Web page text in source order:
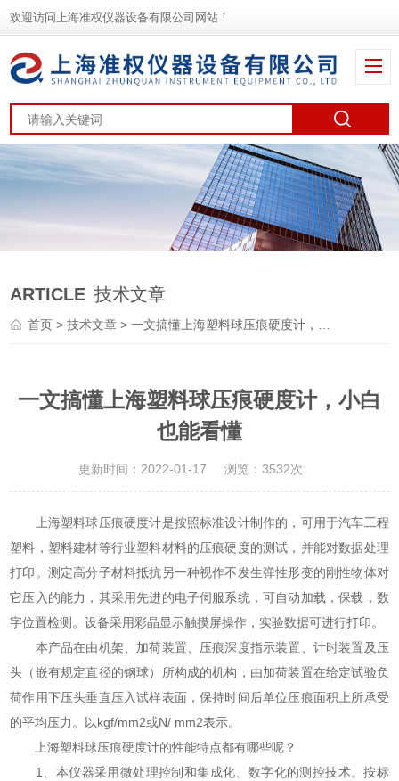
欢迎访问上海准权仪器设备有限公司网站！
ARTICLE 技术文章
首页 >技术文章 > 一文搞懂上海塑料球压痕硬度计，小白也能看懂
一文搞懂上海塑料球压痕硬度计，小白
也能看懂
更新时间：2022-01-17 浏览：3532次
上海塑料球压痕硬度计是按照标准设计制作的，可用于汽车工程
塑料，塑料建材等行业塑料材料的压痕硬度的测试，并能对数据处理
打印。测定高分子材料抵抗另一种视作不发生弹性形变的刚性物体对
它压入的能力，其采用先进的电子伺服系统，可自动加载，保载，数
字位置检测。设备采用彩晶显示触摸屏操作，实验数据可进行打印。
本产品在由机架、加荷装置、压痕深度指示装置、计时装置及压
头（嵌有规定直径的钢球）所构成的机构，由加荷装置在给定试验负
荷作用下压头垂直压入试样表面，保持时间后单位压痕面积上所承受
的平均压力。以kgf/mm2或N/ mm2表示。
上海塑料球压痕硬度计的性能特点都有哪些呢？
1、本仪器采用微处理控制和集成化、数字化的测控技术。按标